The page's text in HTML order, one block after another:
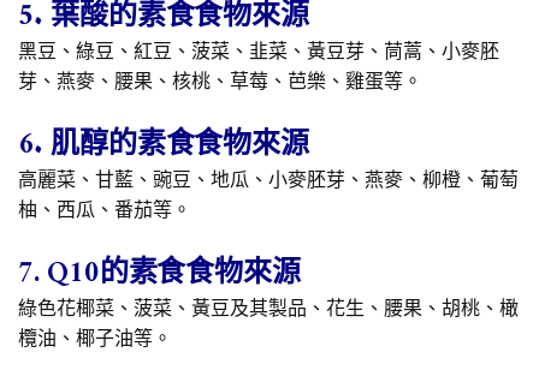
5. 葉酸的素食食物來源
黑豆、綠豆、紅豆、菠菜、韭菜、黃豆芽、茼蒿、小麥胚
芽、燕麥、腰果、核桃、草莓、芭樂、雞蛋等。
6. 肌醇的素食食物來源
高麗菜、甘藍、豌豆、地瓜、小麥胚芽、燕麥、柳橙、葡萄
柚、西瓜、番茄等。
7. Q10的素食食物來源
綠色花椰菜、菠菜、黃豆及其製品、花生、腰果、胡桃、橄
欖油、椰子油等。